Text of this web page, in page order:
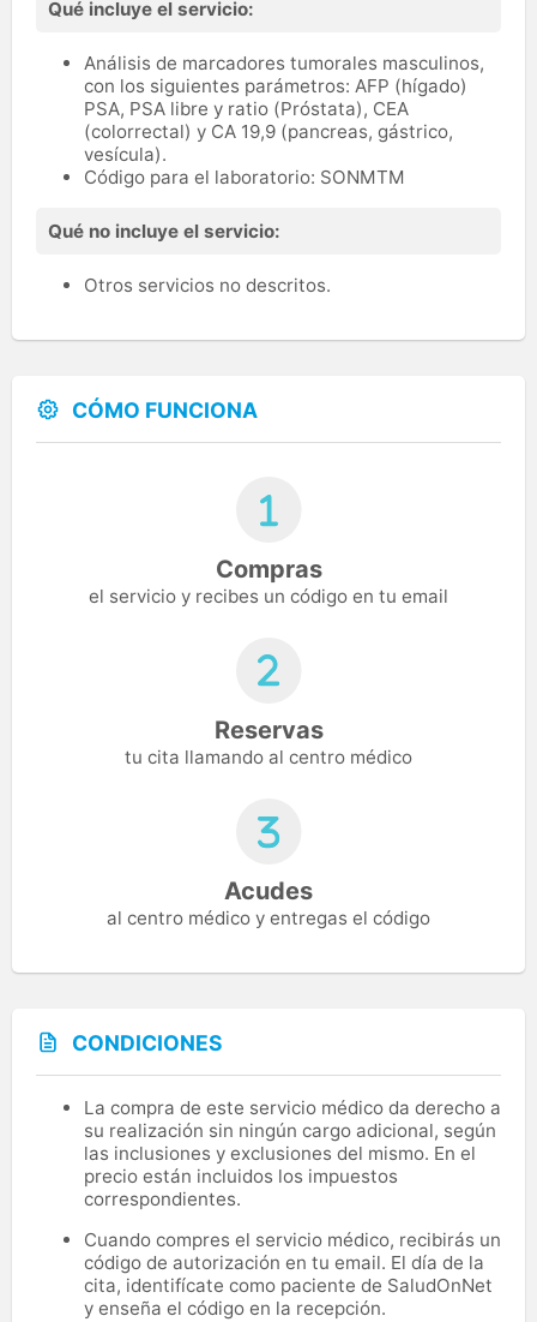
Qué incluye el servicio:
Análisis de marcadores tumorales masculinos,
con los siguientes parámetros: AFP (hígado)
PSA, PSA libre y ratio (Próstata), CEA
(colorrectal) y CA 19,9 (pancreas, gástrico,
vesícula).
Código para el laboratorio: SONMTM
Qué no incluye el servicio:
Otros servicios no descritos.
CÓMO FUNCIONA
Compras
el servicio y recibes un código en tu email
Reservas
tu cita llamando al centro médico
Acudes
al centro médico y entregas el código
CONDICIONES
La compra de este servicio médico da derecho a
su realización sin ningún cargo adicional, según
las inclusiones y exclusiones del mismo. En el
precio están incluidos los impuestos
correspondientes.
Cuando compres el servicio médico, recibirás un
código de autorización en tu email. El día de la
cita, identifícate como paciente de SaludOnNet
y enseña el código en la recepción.